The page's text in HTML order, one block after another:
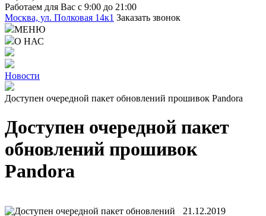
Работаем для Вас с 9:00 до 21:00
Москва, ул. Полковая 14к1 Заказать звонок
МЕНЮ
О НАС
Новости
Доступен очередной пакет обновлений прошивок Pandora
Доступен очередной пакет
обновлений прошивок
Pandora
21.12.2019